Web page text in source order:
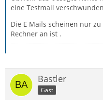
eine Testmail
Die E Mails scheinen nur
Rechner an ist .
Bastler
Gast